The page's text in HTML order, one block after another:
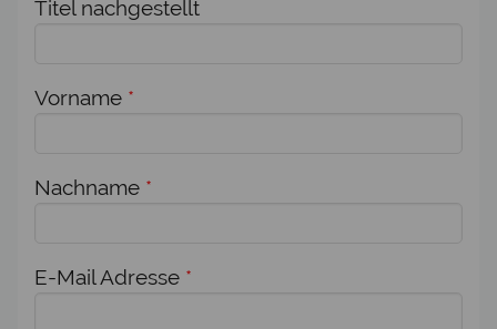
Titel nachgestellt
Vorname *
Nachname *
E-Mail Adresse *